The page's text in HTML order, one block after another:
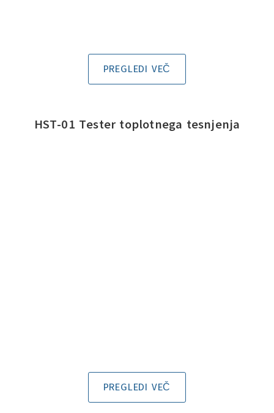
PREGLEDI VEČ
HST-01 Tester toplotnega tesnjenja
PREGLEDI VEČ